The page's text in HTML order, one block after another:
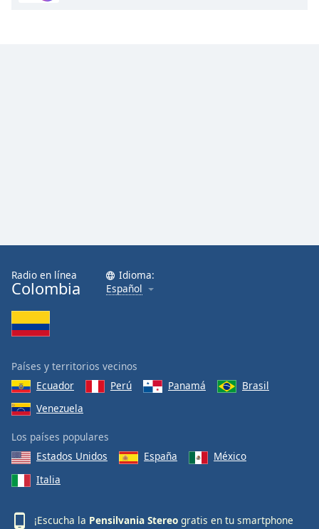
Radio en línea
Colombia
Idioma:
Español
Países y territorios vecinos
Ecuador
Perú Panamá
Brasil
Venezuela
Los países populares
Estados Unidos
España
México
Italia
¡Escucha la Pensilvania Stereo gratis en tu smartphone